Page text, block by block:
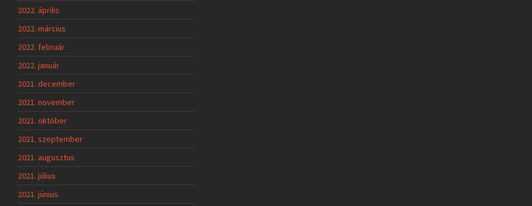
2022. április
2022. március
2022. február
2022. január
2021. december
2021. november
2021. október
2021. szeptember
2021. augusztus
2021. július
2021. június